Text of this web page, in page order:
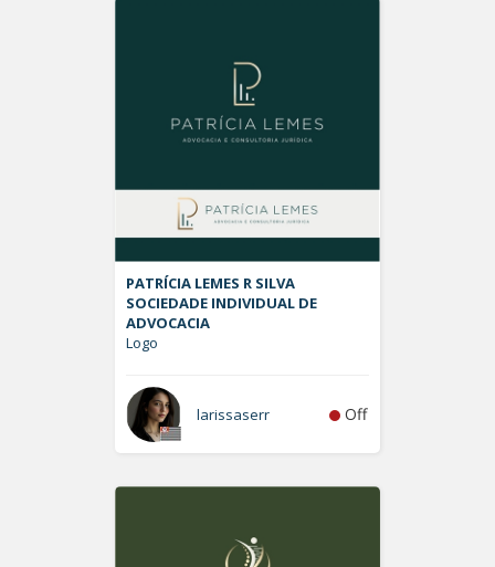
PATRÍCIA LEMES R SILVA
SOCIEDADE INDIVIDUAL DE
ADVOCACIA
Logo
larissaserr Off